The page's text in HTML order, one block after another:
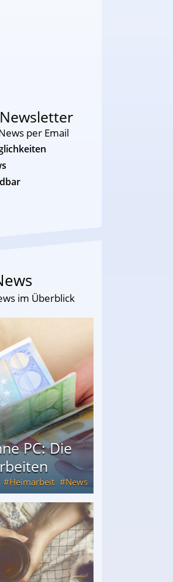
per Email
im Überblick
PC: Die
Heimarbeit News